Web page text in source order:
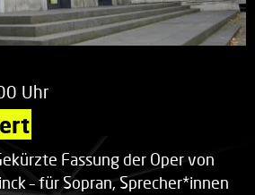
Uhr
Fassung der Oper von
– für Sopran, Sprecher*innen